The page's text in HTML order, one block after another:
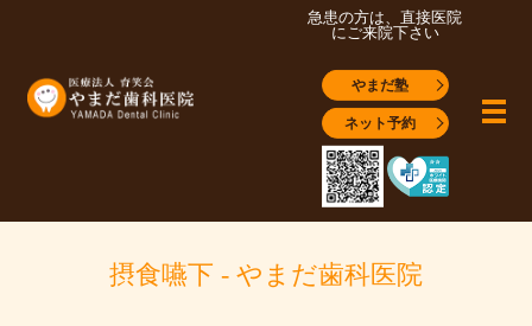
急患の方は、直接医院
にご来院下さい
やまだ塾
ネット予約 メ
摂食嚥下 - やまだ歯科医院